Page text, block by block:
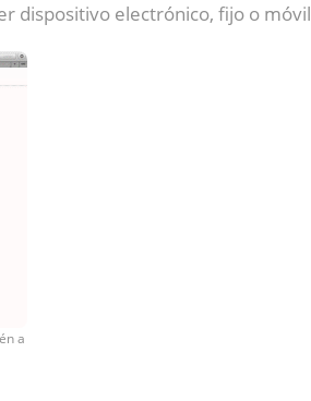
dispositivo electrónico, fijo o
a